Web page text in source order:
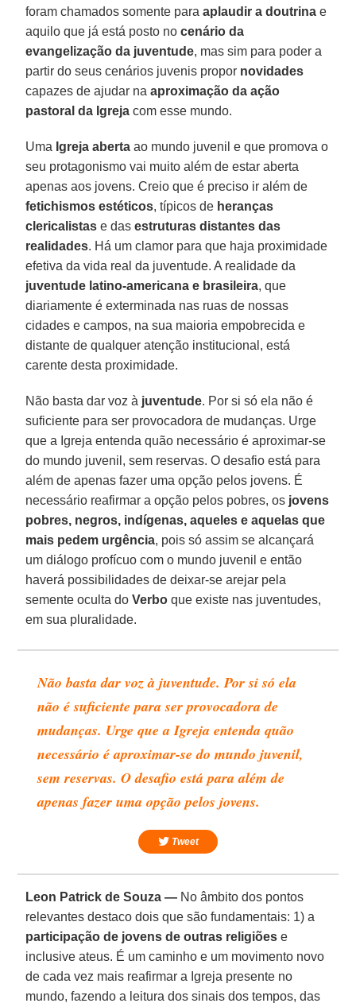
foram chamados somente paraaplaudir a doutrina e
aquilo que já está posto nocenário da
evangelização da juventude, mas sim para poder a
partir do seus cenários juvenis propor novidades
capazes de ajudar naaproximação da ação
pastoral da Igreja com esse mundo.
Uma Igreja aberta ao mundo juvenil e que promova o
seu protagonismo vai muito além de estar aberta
apenas aos jovens. Creio que é preciso ir além de
fetichismos estéticos, típicos de heranças
clericalistas e dasestruturas distantes das
realidades. Há um clamor para que haja proximidade
efetiva da vida real da juventude. A realidade da
juventude latino-americana e brasileira, que
diariamente é exterminada nas ruas de nossas
cidades e campos, na sua maioria empobrecida e
distante de qualquer atenção institucional, está
carente desta proximidade.
Não basta dar voz à juventude. Por si só ela não é
suficiente para ser provocadora de mudanças. Urge
que a Igreja entenda quão necessário é aproximar-se
do mundo juvenil, sem reservas. O desafio está para
além de apenas fazer uma opção pelos jovens. É
necessário reafirmar a opção pelos pobres, os jovens
pobres, negros, indígenas, aqueles e aquelas que
mais pedem urgência, pois só assim se alcançará
um diálogo profícuo com o mundo juvenil e então
haverá possibilidades de deixar-se arejar pela
semente oculta doVerbo que existe nas juventudes,
em sua pluralidade.
Não basta dar voz à juventude. Por si só ela
não é suficiente para ser provocadora de
mudanças. Urge que a Igreja entenda quão
necessário é aproximar-se do mundo juvenil,
sem reservas. O desafio está para além de
apenas fazer uma opção pelos jovens.
Tweet
Leon Patrick de Souza — No âmbito dos pontos
relevantes destaco dois que são fundamentais: 1) a
participação de jovens de outras religiões e
inclusive ateus. É um caminho e um movimento novo
de cada vez mais reafirmar a Igreja presente no
mundo, fazendo a leitura dos sinais dos tempos, das